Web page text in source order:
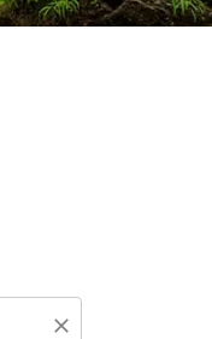
close